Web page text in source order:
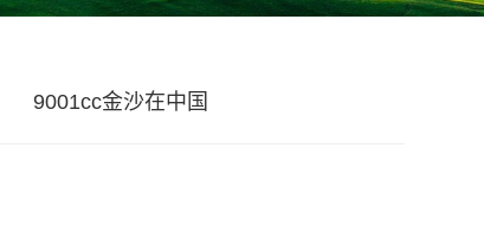
9001cc金沙在中国